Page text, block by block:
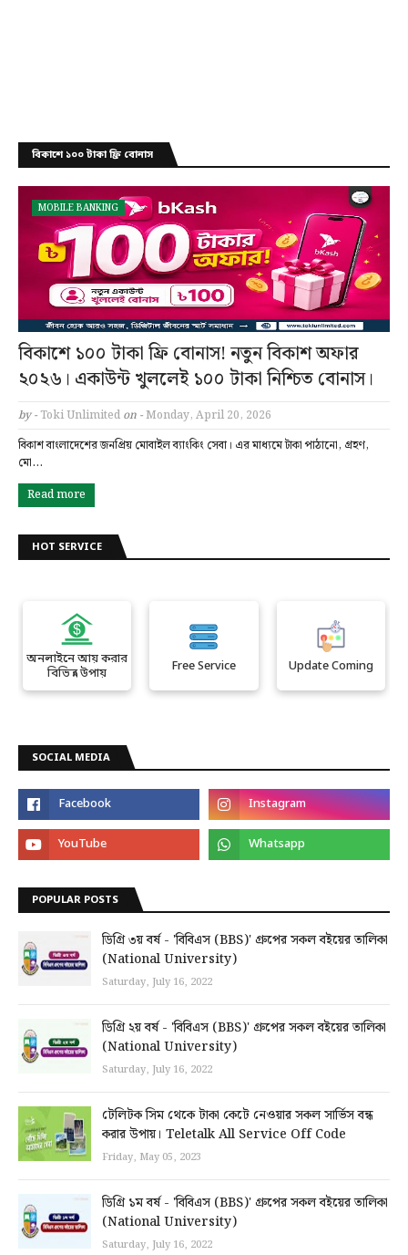
বিকাশে ১০০ টাকা ফ্রি বোনাস
MOBILE BANKING
বিকাশে ১০০ টাকা ফ্রি বোনাস! নতুন বিকাশ অফার
২০২৬। একাউন্ট খুললেই ১০০ টাকা নিশ্চিত বোনাস।
by - Toki Unlimited on -Monday, April 20, 2026
বিকাশ বাংলাদেশের জনপ্রিয় মোবাইল ব্যাংকিং সেবা। এর মাধ্যমে টাকা পাঠানো, গ্রহণ,
মো…
Read more
HOT SERVICE
অনলাইনে আয় করার
বিভিন্ন উপায়
Free Service Update Coming
SOCIAL MEDIA
POPULAR POSTS
ডিগ্রি ৩য় বর্ষ - 'বিবিএস (BBS)' গ্রুপের সকল বইয়ের তালিকা
(National University)
Saturday, July 16, 2022
ডিগ্রি ২য় বর্ষ - 'বিবিএস (BBS)' গ্রুপের সকল বইয়ের তালিকা
(National University)
Saturday, July 16, 2022
টেলিটক সিম থেকে টাকা কেটে নেওয়ার সকল সার্ভিস বন্ধ
করার উপায়। Teletalk All Service Off Code
Friday, May 05, 2023
ডিগ্রি ১ম বর্ষ - 'বিবিএস (BBS)' গ্রুপের সকল বইয়ের তালিকা
(National University)
Saturday, July 16, 2022